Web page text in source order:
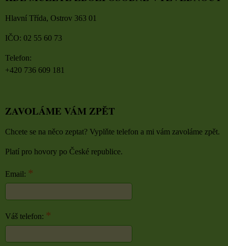
Hlavní Třída, Ostrov 363 01
IČO: 02 55 60 73
Telefon:
+420 736 609 181
ZAVOLÁME VÁM ZPĚT
Chcete se na něco zeptat? Vyplňte telefon a mi vám zavoláme zpět.
Platí pro hovory po České republice.
Email: *
Váš telefon: *